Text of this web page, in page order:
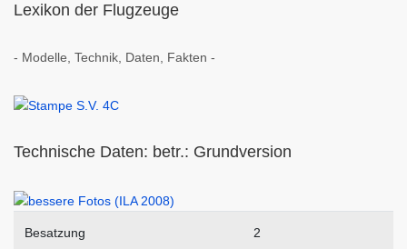
Lexikon der Flugzeuge
- Modelle, Technik, Daten, Fakten -
Technische Daten: betr.: Grundversion
Besatzung 2